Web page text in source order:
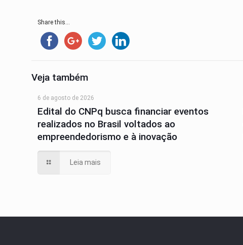
Share this...
Veja também
6 de agosto de 2026
Edital do CNPq busca financiar eventos
realizados no Brasil voltados ao
empreendedorismo e à inovação
Leia mais